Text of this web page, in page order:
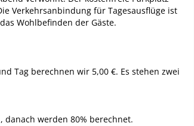
Verkehrsanbindung für Tagesausflüge ist
Wohlbefinden der Gäste.
Tag berechnen wir 5,00 €. Es stehen zwei
danach werden 80% berechnet.